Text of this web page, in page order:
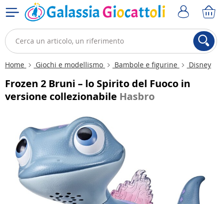
Home Giochi e modellismo Bambole e figurine Disney
Frozen 2 Bruni – lo Spirito del Fuoco in
versione collezionabile Hasbro